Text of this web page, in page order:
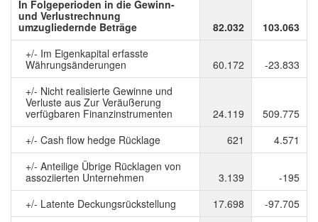
In Folgeperioden in die Gewinn-
und Verlustrechnung
umzugliedernde Beträge
82.032
103.063
+/- Im Eigenkapital erfasste
Währungsänderungen
60.172
-23.833
+/- Nicht realisierte Gewinne und
Verluste aus Zur Veräußerung
verfügbaren Finanzinstrumenten
24.119
509.775
+/- Cash flow hedge Rücklage
621
4.571
+/- Anteilige Übrige Rücklagen von
assoziierten Unternehmen
3.139
-195
+/- Latente Deckungsrückstellung
17.698
-97.705